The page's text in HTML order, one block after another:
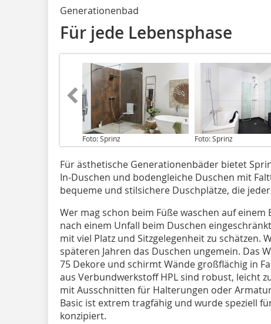
Generationenbad
Für jede Lebensphase
Foto: Sprinz Foto: Sprinz
Für ästhetische Generationenbäder bietet
In-Duschen und bodengleiche Duschen mit
bequeme und stilsichere Duschplätze, die
Wer mag schon beim Füße waschen auf
nach einem Unfall beim Duschen
mit viel Platz und Sitzgelegenheit zu schätzen.
späteren Jahren das Duschen ungemein. Das
75 Dekore und schirmt Wände großflächig in
aus Verbundwerkstoff HPL sind robust, leicht
mit Ausschnitten für Halterungen oder
Basic ist extrem tragfähig und wurde speziell
konzipiert.